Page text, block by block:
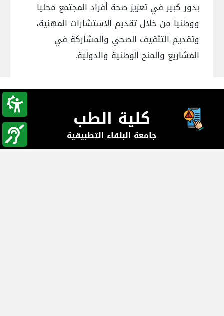
بدور كبير في تعزيز صحة أفراد المجتمع محليا
ووطنيا من خلال تقديم الاستشارات المهنية،
وتقديم التثقيف الصحي والمشاركة في
المشاريع والمنح الوطنية والدولية.
كلية الطب
جامعة البلقاء التطبيقية